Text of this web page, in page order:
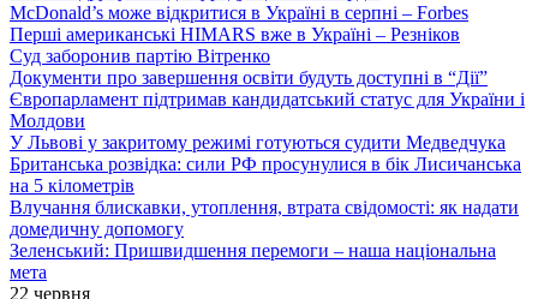
McDonald’s може відкритися в Україні в серпні – Forbes
Перші американські HIMARS вже в Україні – Резніков
Суд заборонив партію Вітренко
Документи про завершення освіти будуть доступні в “Дії”
Європарламент підтримав кандидатський статус для України і
Молдови
У Львові у закритому режимі готуються судити Медведчука
Британська розвідка: сили РФ просунулися в бік Лисичанська
на 5 кілометрів
Влучання блискавки, утоплення, втрата свідомості: як надати
домедичну допомогу
Зеленський: Пришвидшення перемоги – наша національна
мета
22 червня